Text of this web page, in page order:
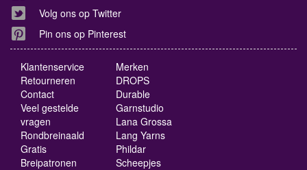
Volg ons op Twitter
Pin ons op Pinterest
Klantenservice
Retourneren
Contact
Veel gestelde
vragen
Rondbreinaald
Gratis
Breipatronen
Merken
DROPS
Durable
Garnstudio
Lana Grossa
Lang Yarns
Phildar
Scheepjes